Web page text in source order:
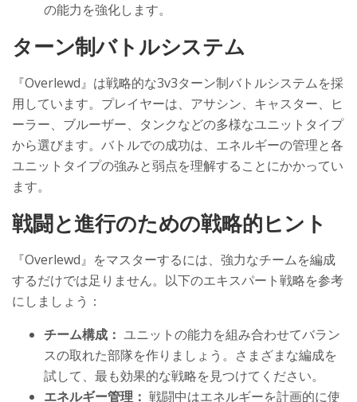
の能力を強化します。
ターン制バトルシステム
『Overlewd』は戦略的な3v3ターン制バトルシステムを採
用しています。プレイヤーは、アサシン、キャスター、ヒ
ーラー、ブルーザー、タンクなどの多様なユニットタイプ
から選びます。バトルでの成功は、エネルギーの管理と各
ユニットタイプの強みと弱点を理解することにかかってい
ます。
戦闘と進行のための戦略的ヒント
『Overlewd』をマスターするには、強力なチームを編成
するだけでは足りません。以下のエキスパート戦略を参考
にしましょう：
チーム構成： ユニットの能力を組み合わせてバラン
スの取れた部隊を作りましょう。さまざまな編成を
試して、最も効果的な戦略を見つけてください。
エネルギー管理： 戦闘中はエネルギーを計画的に使